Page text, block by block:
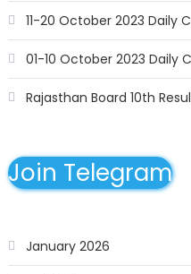
11-20 October 2023 Daily
01-10 October 2023 Daily
Rajasthan Board 10th
Join Telegram
January 2026